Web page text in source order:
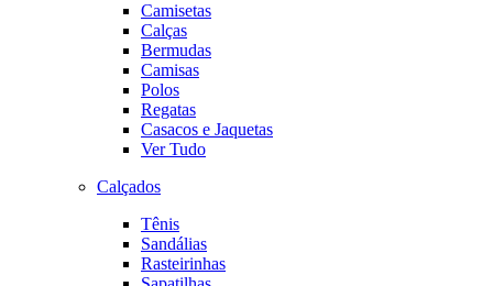
Camisetas
Calças
Bermudas
Camisas
Polos
Regatas
Casacos e Jaquetas
Ver Tudo
Calçados
Tênis
Sandálias
Rasteirinhas